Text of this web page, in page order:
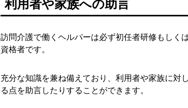
利用者や家族への助言
訪問介護で働くヘルパーは必ず初任者研修もしく
資格者です。
充分な知識を兼ね備えており、利用者や家族に対
る点を助言したりすることができます。